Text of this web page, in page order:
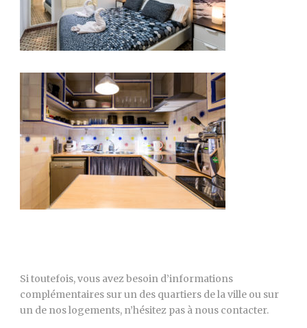
Si toutefois, vous avez besoin d’informations
complémentaires sur un des quartiers de la ville ou sur
un de nos logements, n’hésitez pas à nous contacter.